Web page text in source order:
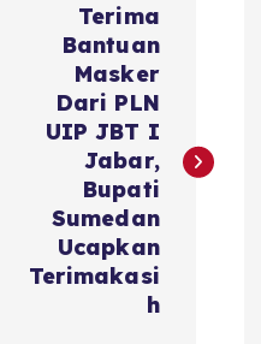
Terima
Bantuan
Masker
Dari PLN
UIP JBT I
Jabar,
Bupati
Sumedan
Ucapkan
Terimakasi
h